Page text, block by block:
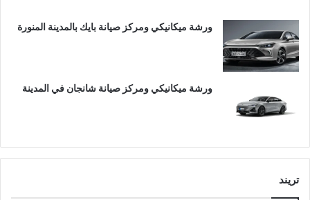
ورشة ميكانيكي ومركز صيانة بايك بالمدينة المنورة
ورشة ميكانيكي ومركز صيانة شانجان في المدينة
تريند